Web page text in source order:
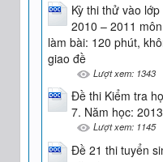
Kỳ thi thử vào
2010 – 2011
làm bài: 120 phút,
giao đề
Lượt xem: 1343
Đề thi Kiểm tra
7. Năm học:
Lượt xem: 1145
Đề 21 thi tuyển